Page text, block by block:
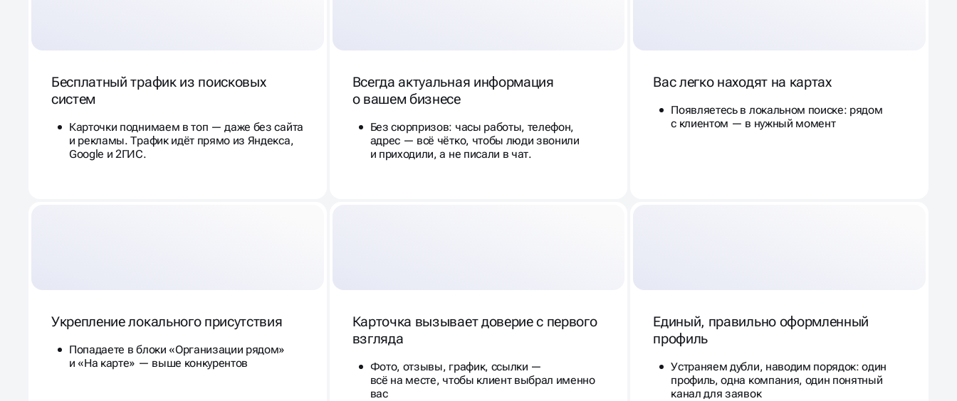
Бесплатный трафик из поисковых
систем
Карточки поднимаем в топ — даже без сайта
и рекламы. Трафик идёт прямо из Яндекса,
Google и 2ГИС.
Всегда актуальная информация
о вашем бизнесе
Без сюрпризов: часы работы, телефон,
адрес — всё чётко, чтобы люди звонили
и приходили, а не писали в чат.
Вас легко находят на картах
Появляетесь в локальном поиске: рядом
с клиентом — в нужный момент
Укрепление локального присутствия
Попадаете в блоки «Организации рядом»
и «На карте» — выше конкурентов
Карточка вызывает доверие с первого
взгляда
Фото, отзывы, график, ссылки —
всё на месте, чтобы клиент выбрал именно
вас
Единый, правильно оформленный
профиль
Устраняем дубли, наводим порядок: один
профиль, одна компания, один понятный
канал для заявок